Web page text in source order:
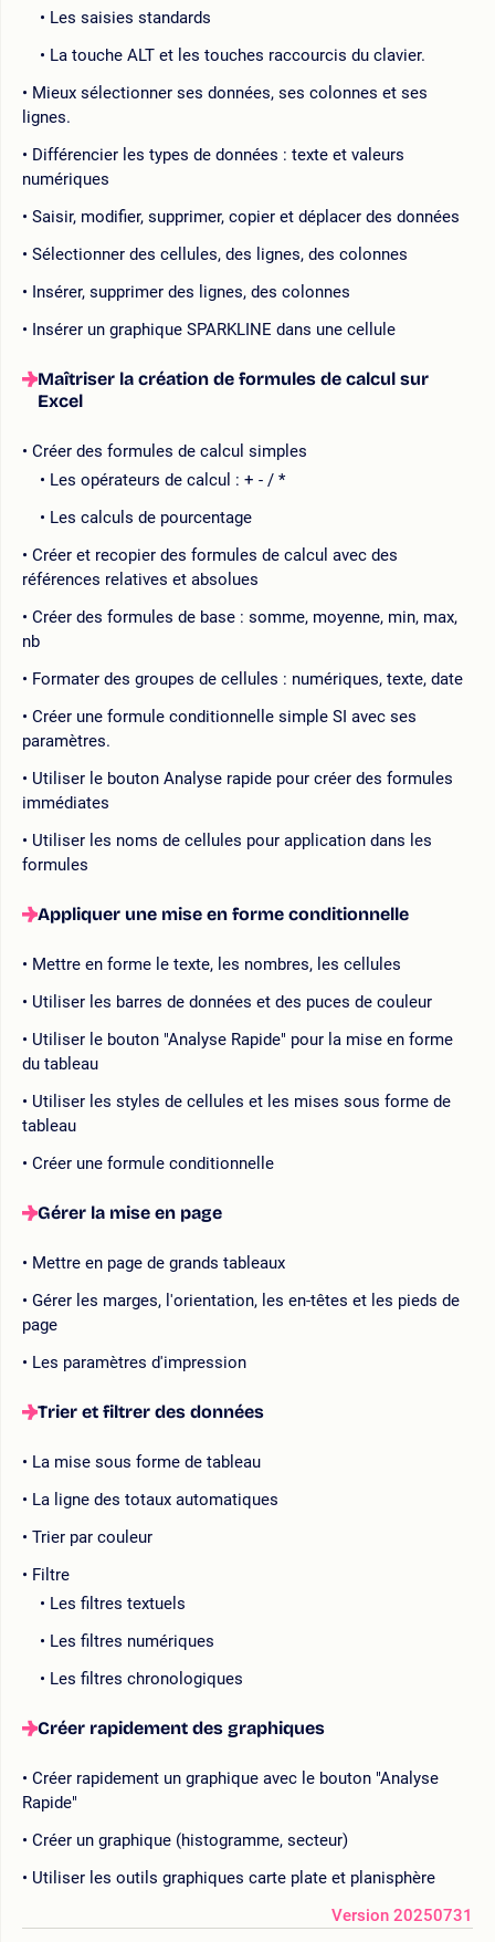
Les saisies standards
La touche ALT et les touches raccourcis du clavier.
Mieux sélectionner ses données, ses colonnes et ses
lignes.
Différencier les types de données : texte et valeurs
numériques
Saisir, modifier, supprimer, copier et déplacer des données
Sélectionner des cellules, des lignes, des colonnes
Insérer, supprimer des lignes, des colonnes
Insérer un graphique SPARKLINE dans une cellule
Maîtriser la création de formules de calcul sur
Excel
Créer des formules de calcul simples
Les opérateurs de calcul : + - / *
Les calculs de pourcentage
Créer et recopier des formules de calcul avec des
références relatives et absolues
Créer des formules de base : somme, moyenne, min, max,
nb
Formater des groupes de cellules : numériques, texte, date
Créer une formule conditionnelle simple SI avec ses
paramètres.
Utiliser le bouton Analyse rapide pour créer des formules
immédiates
Utiliser les noms de cellules pour application dans les
formules
Appliquer une mise en forme conditionnelle
Mettre en forme le texte, les nombres, les cellules
Utiliser les barres de données et des puces de couleur
Utiliser le bouton "Analyse Rapide" pour la mise en forme
du tableau
Utiliser les styles de cellules et les mises sous forme de
tableau
Créer une formule conditionnelle
Gérer la mise en page
Mettre en page de grands tableaux
Gérer les marges, l'orientation, les en-têtes et les pieds de
page
Les paramètres d'impression
Trier et filtrer des données
La mise sous forme de tableau
La ligne des totaux automatiques
Trier par couleur
Filtre
Les filtres textuels
Les filtres numériques
Les filtres chronologiques
Créer rapidement des graphiques
Créer rapidement un graphique avec le bouton "Analyse
Rapide"
Créer un graphique (histogramme, secteur)
Utiliser les outils graphiques carte plate et planisphère
Version 20250731